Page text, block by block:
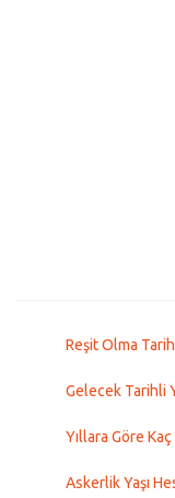
Reşit Olma
Gelecek Tarihli
Yıllara Göre Kaç
Askerlik Yaşı